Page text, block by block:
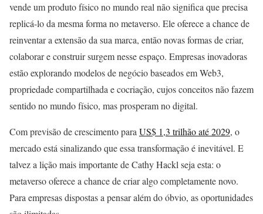
vende um produto físico no mundo real não significa que precisa
replicá-lo da mesma forma no metaverso. Ele oferece a chance de
reinventar a extensão da sua marca, então novas formas de criar,
colaborar e construir surgem nesse espaço. Empresas inovadoras
estão explorando modelos de negócio baseados em Web3,
propriedade compartilhada e cocriação, cujos conceitos não fazem
sentido no mundo físico, mas prosperam no digital.
Com previsão de crescimento para US$ 1,3 trilhão até 2029, o
mercado está sinalizando que essa transformação é inevitável. E
talvez a lição mais importante de Cathy Hackl seja esta: o
metaverso oferece a chance de criar algo completamente novo.
Para empresas dispostas a pensar além do óbvio, as oportunidades